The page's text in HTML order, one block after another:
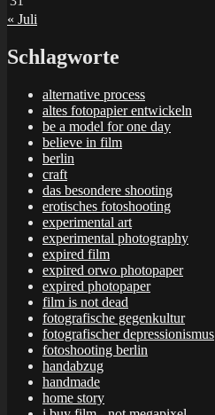
« Juli
Schlagworte
alternative process
altes fotopapier entwickeln
be a model for one day
believe in film
berlin
craft
das besondere shooting
erotisches fotoshooting
experimental art
experimental photography
expired film
expired orwo photopaper
expired photopaper
film is not dead
fotografische gegenkultur
fotografischer depressionismus
fotoshooting berlin
handabzug
handmade
home story